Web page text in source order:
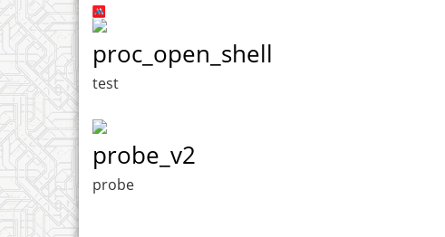
proc_open_shell
test
probe_v2
probe